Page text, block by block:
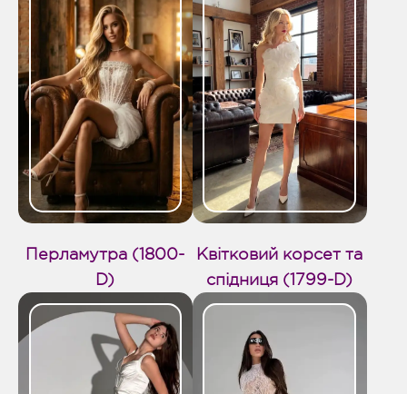
Перламутра (1800-
D)
Квітковий корсет та
спідниця (1799-D)